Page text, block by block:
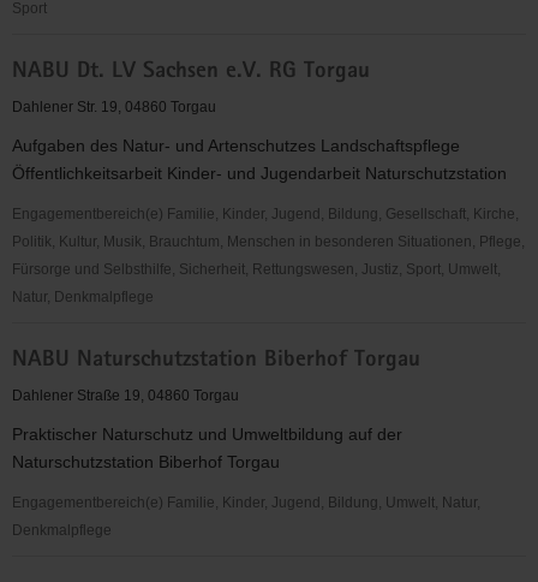
Sport
Pflückuff
e.V.
ADAC
NABU Dt. LV Sachsen e.V. RG Torgau
Dahlener Str. 19, 04860 Torgau
Aufgaben des Natur- und Artenschutzes Landschaftspflege
Öffentlichkeitsarbeit Kinder- und Jugendarbeit Naturschutzstation
Engagementbereich(e) Familie, Kinder, Jugend, Bildung, Gesellschaft, Kirche,
Politik, Kultur, Musik, Brauchtum, Menschen in besonderen Situationen, Pflege,
Fürsorge und Selbsthilfe, Sicherheit, Rettungswesen, Justiz, Sport, Umwelt,
Natur, Denkmalpflege
Dt.
LV
e.V.
RG
Torgau
NABU Naturschutzstation Biberhof Torgau
Dahlener Straße 19, 04860 Torgau
Praktischer Naturschutz und Umweltbildung auf der
Naturschutzstation Biberhof Torgau
Engagementbereich(e) Familie, Kinder, Jugend, Bildung, Umwelt, Natur,
Denkmalpflege